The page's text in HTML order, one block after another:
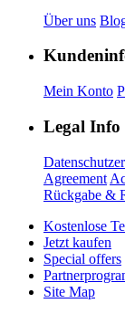
Über uns
Mein Konto
Legal Info
Agreement
Rückgabe &
Kostenlose
Jetzt kaufen
Special offers
Site Map